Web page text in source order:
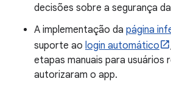
decisões sobre a segurança
A implementação da página
suporte ao login automático
etapas manuais para usuários
autorizaram o app.